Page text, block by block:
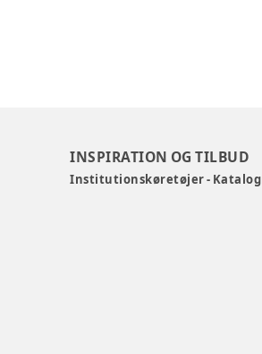
INSPIRATION OG TILBUD
Institutionskøretøjer - Katalog